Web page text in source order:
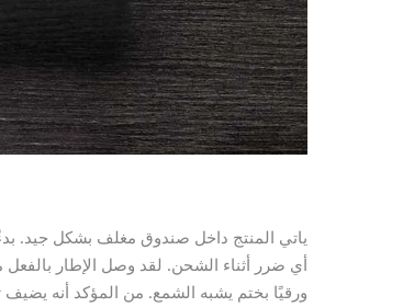
ياتي المنتج داخل صندوق مغلف بشكل جيد.
أي ضرر أثناء الشحن. لقد وصل الإطار
ورقيًا بختم يشبه الشمع. من المؤكد أنه يضيف